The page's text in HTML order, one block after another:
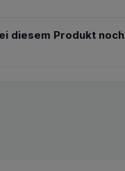
diesem Produkt noch